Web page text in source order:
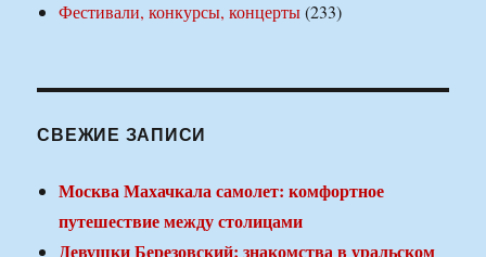
Фестивали, конкурсы, концерты(233)
СВЕЖИЕ ЗАПИСИ
Москва Махачкала самолет: комфортное
путешествие между столицами
Девушки Березовский: знакомства в уральском